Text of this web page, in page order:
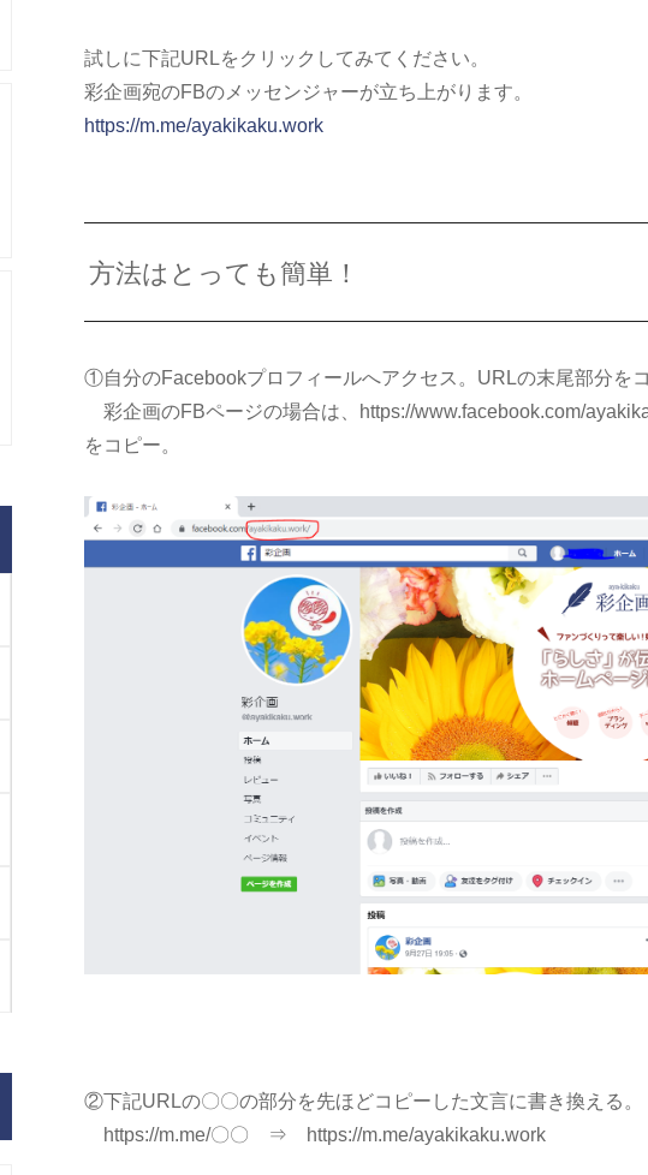
試しに下記URLをクリックしてみてください。
彩企画宛のFBのメッセンジャーが立ち上がります。
https://m.me/ayakikaku.work
方法はとっても簡単！
①自分のFacebookプロフィールへアクセス。URLの末尾部分をコ
彩企画のFBページの場合は、https://www.facebook.com/
をコピー。
②下記URLの〇〇の部分を先ほどコピーした文言に書き換える。
https://m.me/〇〇 ⇒ https://m.me/ayakikaku.work